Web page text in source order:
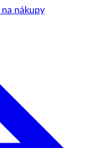
na nákupy